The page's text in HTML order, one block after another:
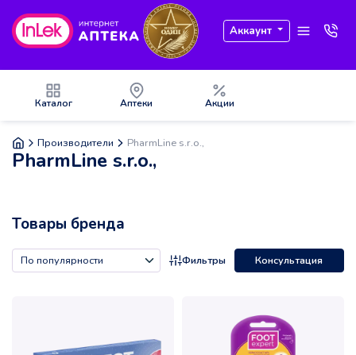
Аккаунт
Каталог Аптеки Акции
Производители PharmLine s.r.o.,
PharmLine s.r.o.,
Товары бренда
Фильтры Консультация